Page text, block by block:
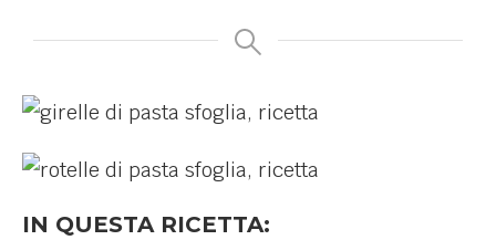
IN QUESTA RICETTA: